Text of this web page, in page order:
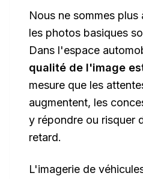
Nous ne sommes plus
les photos basiques
Dans l'espace
qualité de l'image
mesure que les
augmentent, les
y répondre ou risquer
retard.
L'imagerie de